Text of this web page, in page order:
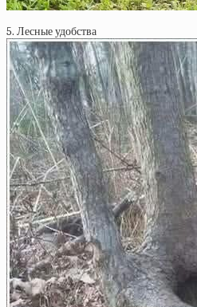
5. Лесные удобства